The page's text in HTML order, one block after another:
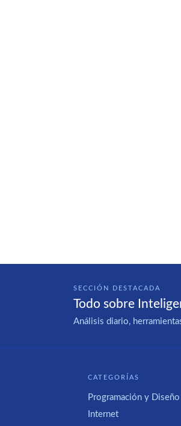
SECCIÓN DESTACADA
Todo sobre
Análisis diario,
CATEGORÍAS
Programación y Diseño
Internet